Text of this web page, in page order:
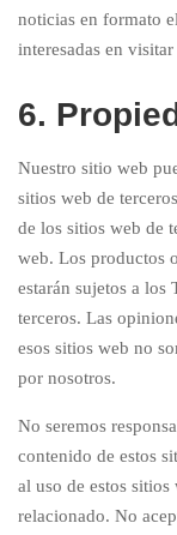
noticias en formato
interesadas en
6.
Nuestro sitio web
sitios web de
de los sitios web de
web. Los productos
estarán sujetos a los
terceros. Las
esos sitios web no
por nosotros.
No seremos
contenido de estos
al uso de estos
relacionado. No